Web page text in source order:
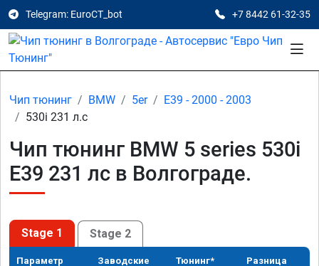
Telegram: EuroCT_bot +7 8442 61-32-35
Чип тюнинг BMW 5er
E39 - 2000 - 2003
530i 231 л.с
Чип тюнинг BMW 5 series 530i
E39 231 лс в Волгограде.
Stage 1 Stage 2
Параметр Заводские Тюнинг* Разница